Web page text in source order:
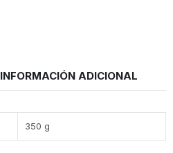
INFORMACIÓN ADICIONAL
350 g